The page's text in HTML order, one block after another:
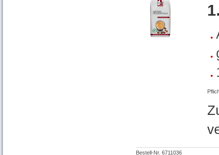
Bestell-Nr. 6711036